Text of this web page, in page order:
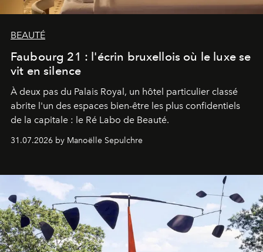
BEAUTÉ
Faubourg 21 : l'écrin bruxellois où le luxe se
vit en silence
À deux pas du Palais Royal, un hôtel particulier classé
abrite l'un des espaces bien-être les plus confidentiels
de la capitale : le Ré Labo de Beauté.
31.07.2026 by Manoëlle Sepulchre